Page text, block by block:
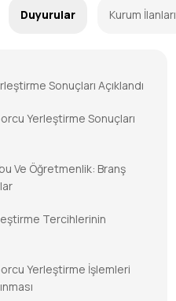
Duyurular Kurum İlanları
Sonuçları Açıklandı
Yerleştirme Sonuçları
Ve Öğretmenlik: Branş
Tercihlerinin
Yerleştirme İşlemleri